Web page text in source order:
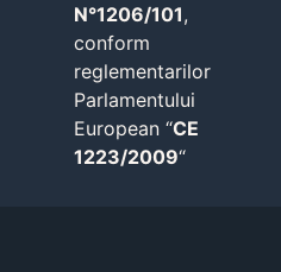
N°1206/101,
conform
reglementarilor
Parlamentului
European “CE
1223/2009“